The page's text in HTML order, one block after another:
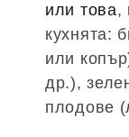
или това,
кухнята:
или
др.),
плодове